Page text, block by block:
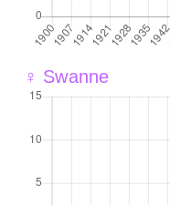
♀ Swanne